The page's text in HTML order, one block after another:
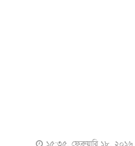
১৫:৩৫, ফেব্রুয়ারি ১৮, ২০১৬